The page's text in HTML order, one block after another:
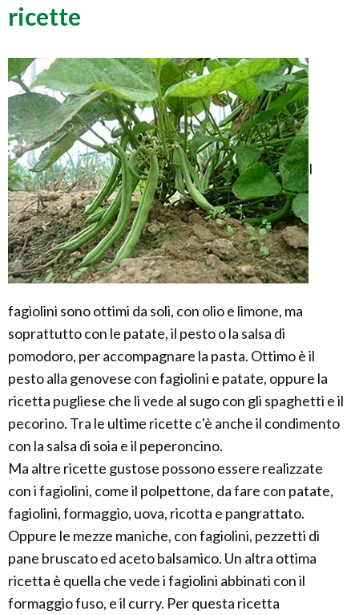
ricette
I
fagiolini sono ottimi da soli, con olio e limone, ma
soprattutto con le patate, il pesto o la salsa di
pomodoro, per accompagnare la pasta. Ottimo è il
pesto alla genovese con fagiolini e patate, oppure la
ricetta pugliese che li vede al sugo con gli spaghetti e il
pecorino. Tra le ultime ricette c'è anche il condimento
con la salsa di soia e il peperoncino.
Ma altre ricette gustose possono essere realizzate
con i fagiolini, come il polpettone, da fare con patate,
fagiolini, formaggio, uova, ricotta e pangrattato.
Oppure le mezze maniche, con fagiolini, pezzetti di
pane bruscato ed aceto balsamico. Un altra ottima
ricetta è quella che vede i fagiolini abbinati con il
formaggio fuso, e il curry. Per questa ricetta